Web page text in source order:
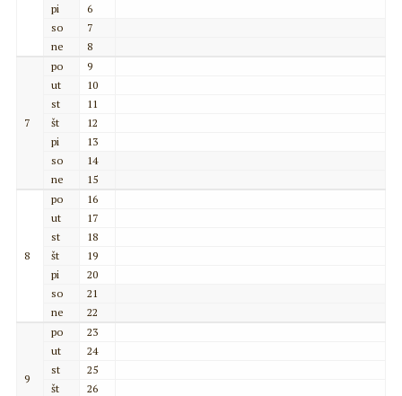
pi
6
so
7
ne
8
7
po
9
ut
10
st
11
št
12
pi
13
so
14
ne
15
8
po
16
ut
17
st
18
št
19
pi
20
so
21
ne
22
9
po
23
ut
24
st
25
št
26